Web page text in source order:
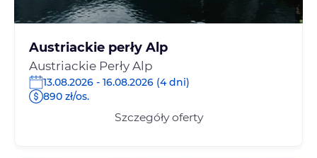
Austriackie perły Alp
Austriackie Perły Alp
13.08.2026 - 16.08.2026 (4 dni)
890 zł/os.
Szczegóły oferty